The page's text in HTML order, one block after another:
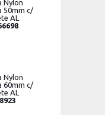
Nylon
50mm c/
AL
Nylon
60mm c/
AL